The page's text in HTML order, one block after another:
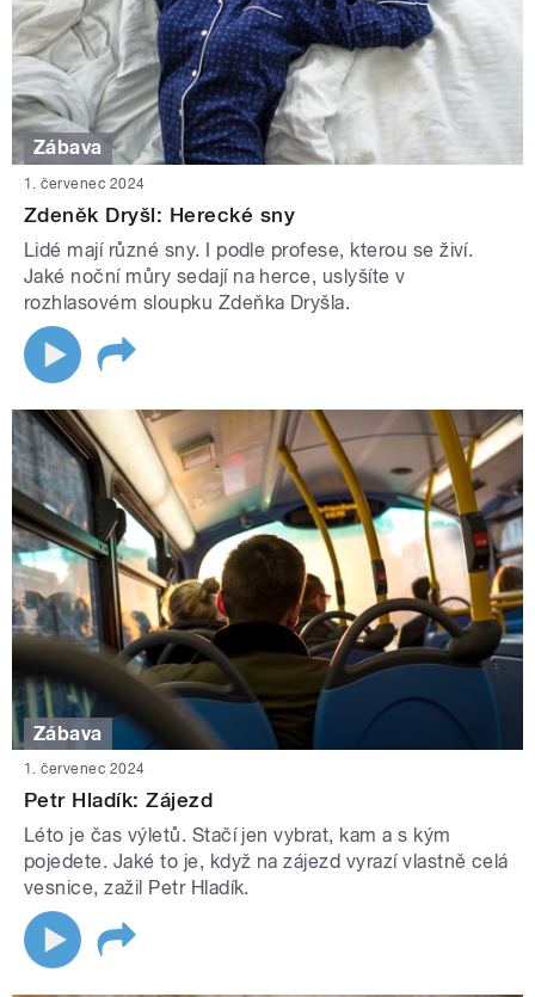
Zábava
1. červenec 2024
Zdeněk Dryšl: Herecké sny
Lidé mají různé sny. I podle profese, kterou se živí.
Jaké noční můry sedají na herce, uslyšíte v
rozhlasovém sloupku Zdeňka Dryšla.
Zábava
1. červenec 2024
Petr Hladík: Zájezd
Léto je čas výletů. Stačí jen vybrat, kam a s kým
pojedete. Jaké to je, když na zájezd vyrazí vlastně celá
vesnice, zažil Petr Hladík.